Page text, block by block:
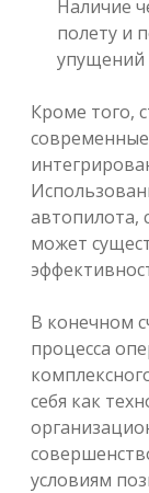
Наличие
полету и
упущений
Кроме того,
автопилота,
может
В конечном
процесса
себя как
условиям